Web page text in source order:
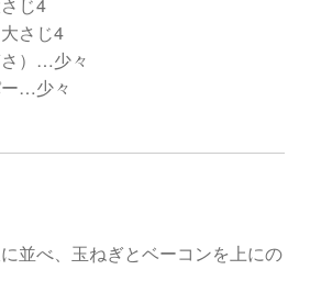
さじ4
）…少々
…少々
並べ、玉ねぎとベーコンを上にの